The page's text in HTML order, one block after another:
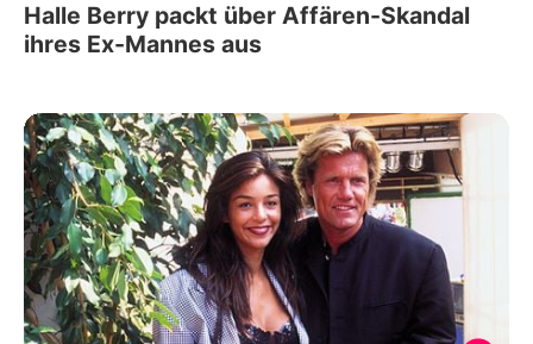
Halle Berry packt über Affären-Skandal
ihres Ex-Mannes aus